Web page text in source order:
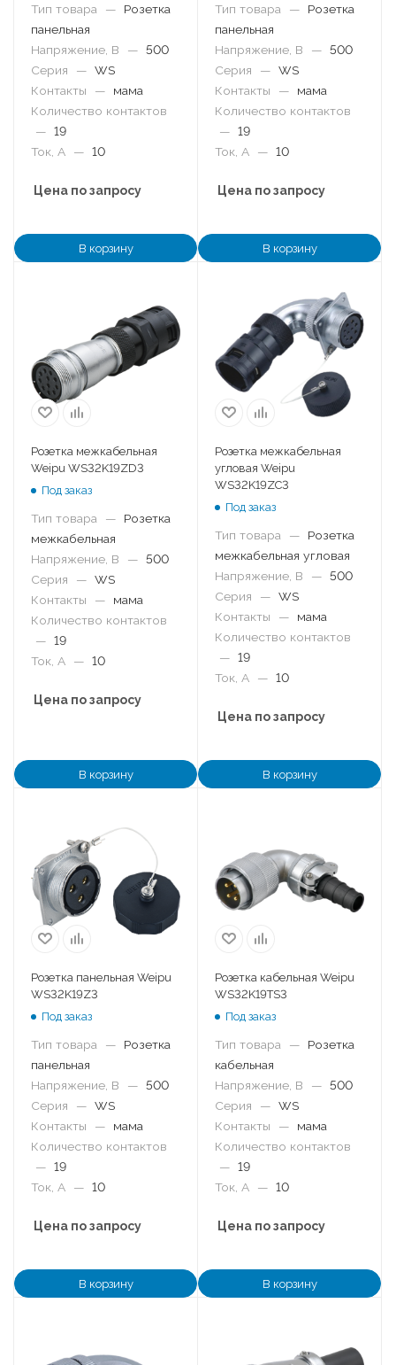
Тип товара —
Розетка
панельная
Напряжение, В
— 500
Серия
— WS
Контакты
—
мама
Количество контактов
— 19
Ток, А
— 10
Цена по запросу
В корзину
Тип товара —
Розетка
панельная
Напряжение, В
— 500
Серия
— WS
Контакты
—
мама
Количество контактов
— 19
Ток, А
— 10
Цена по запросу
В корзину
Розетка межкабельная
Weipu WS32K19ZD3
Под заказ
Тип товара —
Розетка
межкабельная
Напряжение, В
— 500
Серия
— WS
Контакты
—
мама
Количество контактов
— 19
Ток, А
— 10
Цена по запросу
В корзину
Розетка межкабельная
угловая Weipu
WS32K19ZC3
Под заказ
Тип товара —
Розетка
межкабельная угловая
Напряжение, В
— 500
Серия
— WS
Контакты
—
мама
Количество контактов
— 19
Ток, А
— 10
Цена по запросу
В корзину
Розетка панельная Weipu
WS32K19Z3
Под заказ
Тип товара —
Розетка
панельная
Напряжение, В
— 500
Серия
— WS
Контакты
—
мама
Количество контактов
— 19
Ток, А
— 10
Цена по запросу
В корзину
Розетка кабельная Weipu
WS32K19TS3
Под заказ
Тип товара —
Розетка
кабельная
Напряжение, В
— 500
Серия
— WS
Контакты
—
мама
Количество контактов
— 19
Ток, А
— 10
Цена по запросу
В корзину